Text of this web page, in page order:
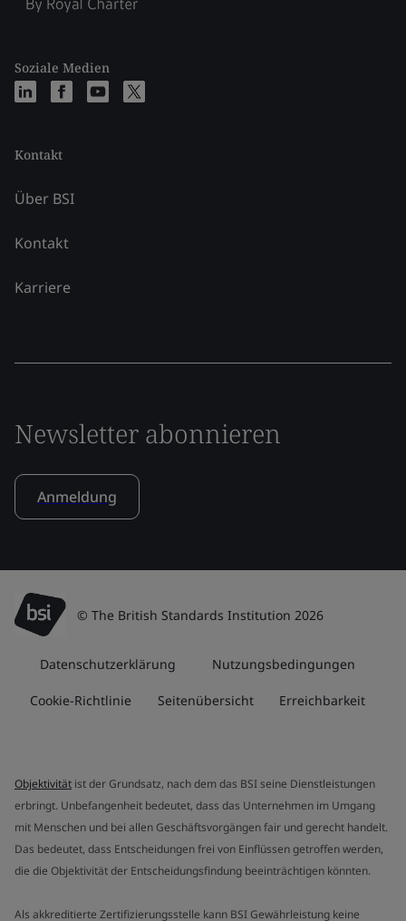
Soziale Medien
Kontakt
Über BSI
Kontakt
Karriere
Newsletter abonnieren
Anmeldung
© The British Standards Institution 2026
Datenschutzerklärung Nutzungsbedingungen
Cookie-Richtlinie Seitenübersicht Erreichbarkeit
Objektivität ist der Grundsatz, nach dem das BSI seine Dienstleistungen
erbringt. Unbefangenheit bedeutet, dass das Unternehmen im Umgang
mit Menschen und bei allen Geschäftsvorgängen fair und gerecht handelt.
Das bedeutet, dass Entscheidungen frei von Einflüssen getroffen werden,
die die Objektivität der Entscheidungsfindung beeinträchtigen könnten.
Als akkreditierte Zertifizierungsstelle kann BSI Gewährleistung keine